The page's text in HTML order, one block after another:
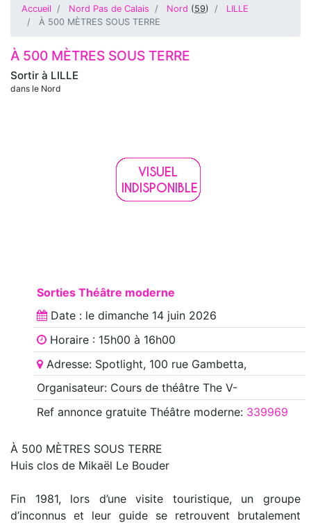
Accueil Nord Pas de Calais Nord (59)
LILLE
À 500 MÈTRES SOUS TERRE
Sortir à LILLE
dans le Nord
À 500 MÈTRES SOUS TERRE
Sorties Théâtre moderne
Date : le dimanche 14 juin 2026
Horaire : 15h00 à 16h00
Adresse: Spotlight, 100 rue Gambetta,
Organisateur: Cours de théâtre The V-
Ref annoncegratuite Théâtre moderne: 339969
À 500 MÈTRES SOUS TERRE
Huis clos de Mikaël Le Bouder
Fin 1981, lors d’une visite touristique, un groupe
d’inconnus et leur guide se retrouvent brutalement